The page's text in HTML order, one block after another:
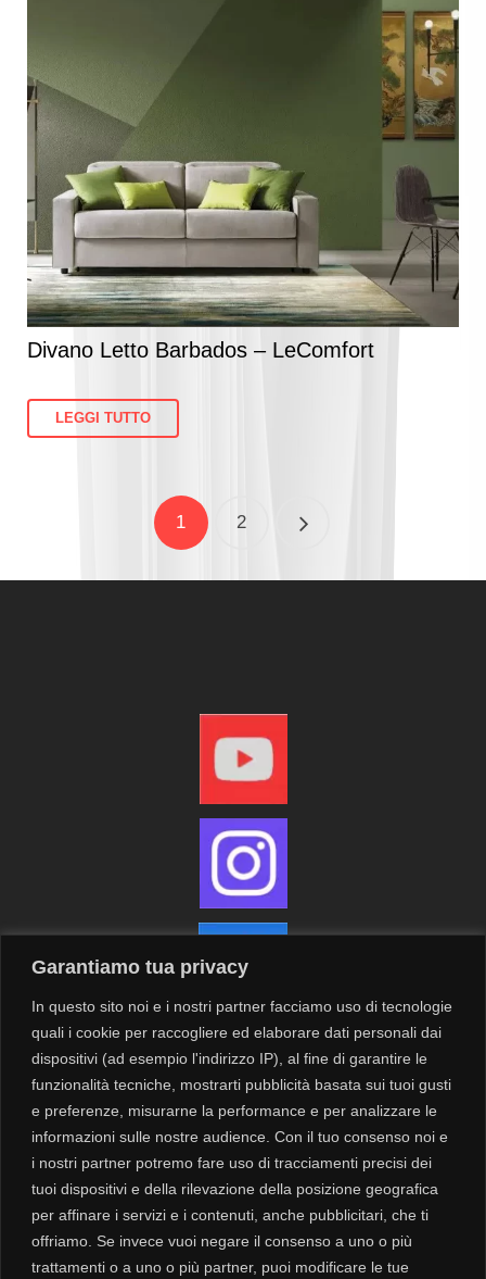
Garantiamo tua privacy
In questo sito noi e i nostri partner facciamo uso di tecnologie
quali i cookie per raccogliere ed elaborare dati personali dai
dispositivi (ad esempio l'indirizzo IP), al fine di garantire le
funzionalità tecniche, mostrarti pubblicità basata sui tuoi gusti
e preferenze, misurarne la performance e per analizzare le
informazioni sulle nostre audience. Con il tuo consenso noi e
i nostri partner potremo fare uso di tracciamenti precisi dei
tuoi dispositivi e della rilevazione della posizione geografica
per affinare i servizi e i contenuti, anche pubblicitari, che ti
offriamo. Se invece vuoi negare il consenso a uno o più
trattamenti o a uno o più partner, puoi modificare le tue
Divano Letto Barbados – LeComfort
LEGGI TUTTO
1 2
Contatti
Newsletter
Modalità di spedizione